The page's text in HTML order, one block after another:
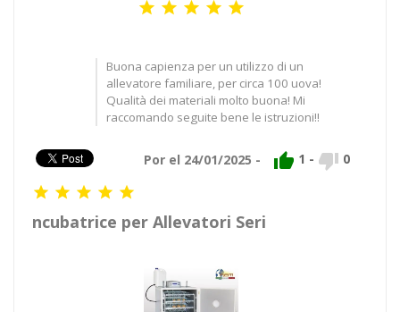
    
Buona capienza per un utilizzo di un
allevatore familiare, per circa 100 uova!
Qualità dei materiali molto buona! Mi
raccomando seguite bene le istruzioni!!
Por el 24/01/2025 -  1 -  0
    
ncubatrice per Allevatori Seri